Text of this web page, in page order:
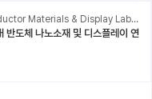
한양대학교 Nanosemiconductor Materials & Display Laboratory
도체 나노소재 및 디스플레이 연